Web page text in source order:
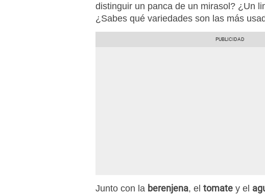
distinguir un panca de un mirasol? ¿Un
¿Sabes qué variedades son las más
Junto con la berenjena, el tomate y el